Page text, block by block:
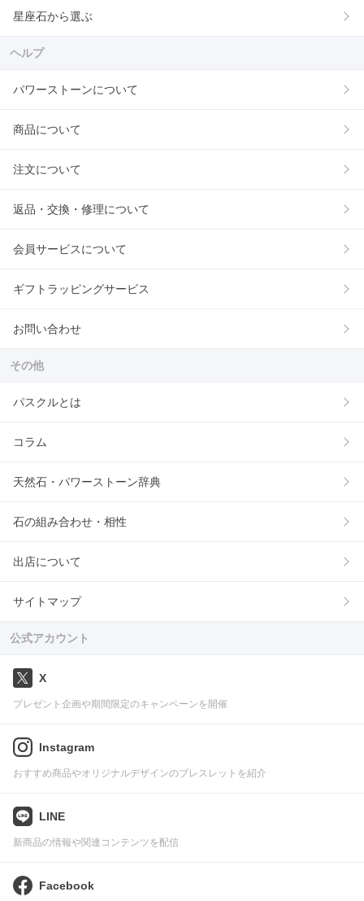
星座石から選ぶ
ヘルプ
パワーストーンについて
商品について
注文について
返品・交換・修理について
会員サービスについて
ギフトラッピングサービス
お問い合わせ
その他
パスクルとは
コラム
天然石・パワーストーン辞典
石の組み合わせ・相性
出店について
サイトマップ
公式アカウント
X
プレゼント企画や期間限定のキャンペーンを開催
Instagram
おすすめ商品やオリジナルデザインのブレスレットを紹介
LINE
新商品の情報や関連コンテンツを配信
Facebook